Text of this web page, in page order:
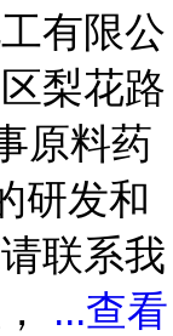
有限公
梨花路
原料药
研发和
联系我
...查看